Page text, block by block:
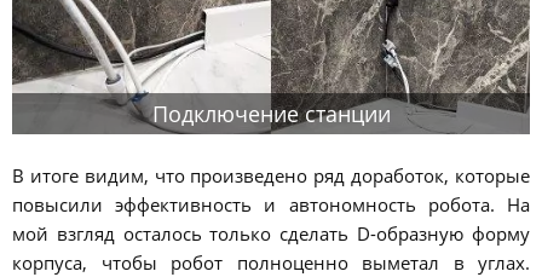
Подключение станции
В итоге видим, что произведено ряд доработок, которые
повысили эффективность и автономность робота. На
мой взгляд осталось только сделать D-образную форму
корпуса, чтобы робот полноценно выметал в углах.